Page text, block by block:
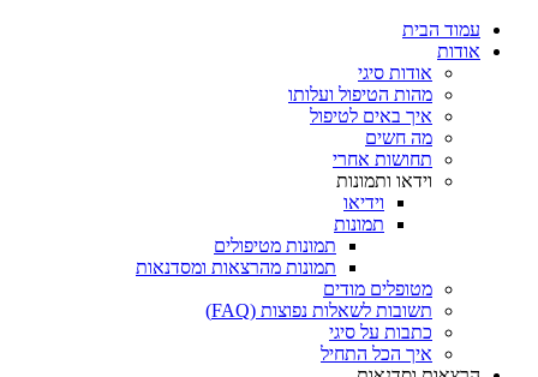
עמוד הבית
אודות
אודות סיגי
מהות הטיפול ועלותו
איך באים לטיפול
מה חשים
תחושות אחרי
וידאו ותמונות
וידיאו
תמונות
תמונות מטיפולים
תמונות מהרצאות ומסדנאות
מטופלים מודים
תשובות לשאלות נפוצות (FAQ)
כתבות על סיגי
איך הכל התחיל